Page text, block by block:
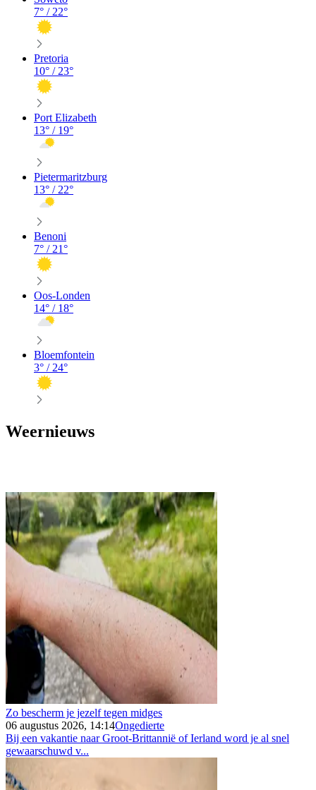
7° / 22°
Pretoria
10° / 23°
Port Elizabeth
13° / 19°
Pietermaritzburg
13° / 22°
Benoni
7° / 21°
Oos-Londen
14° / 18°
Bloemfontein
3° / 24°
Weernieuws
Zo bescherm je jezelf tegen midges
06 augustus 2026, 14:14Ongedierte
Bij een vakantie naar Groot-Brittannië of Ierland word je al snel
gewaarschuwd v...